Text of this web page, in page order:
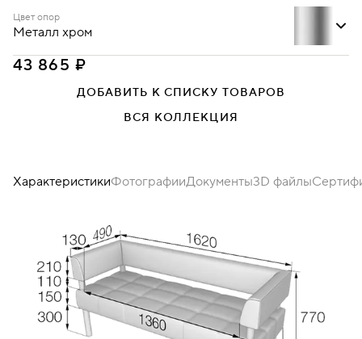
Magic 16
Цвет опор
Металл хром
43 865 ₽
ДОБАВИТЬ К СПИСКУ ТОВАРОВ
ВСЯ КОЛЛЕКЦИЯ
ХарактеристикиФотографииДокументы3D файлы